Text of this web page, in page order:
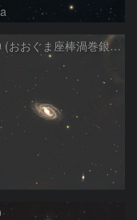
M109 (おおぐま座棒渦巻銀河）